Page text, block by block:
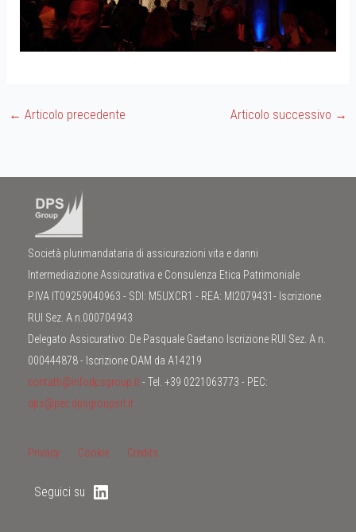
← Articolo precedente Articolo successivo →
Società plurimandataria di assicurazioni vita e danni
Intermediazione Assicurativa e Consulenza Etica Patrimoniale
P.IVA IT09259040963 - SDI: M5UXCR1 - REA: MI2079431- Iscrizione
RUI Sez. A n.000704943
Delegato Assicurativo: De Pasquale Gaetano Iscrizione RUI Sez. A n.
000444878 - Iscrizione OAM da A14219
contatti@infodpsgroup.it - Tel. +39 0221063773 - PEC:
dps@pec.dpsgroupsrl.it
Privacy Cookie Credits
Seguici su